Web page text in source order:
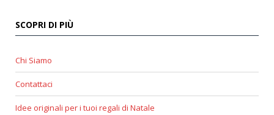
SCOPRI DI PIÙ
Chi Siamo
Contattaci
Idee originali per i tuoi regali di Natale